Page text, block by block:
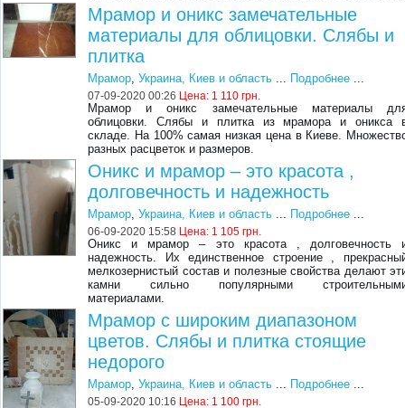
Мрамор и оникс замечательные
материалы для облицовки. Слябы и
плитка
Мрамор,Украина, Киев и область ... Подробнее ...
07-09-2020 00:26 Цена: 1 110 грн.
Мрамор и оникс замечательные материалы
облицовки. Слябы и плитка из мрамора и оникса
складе. На 100% самая низкая цена в Киеве.
разных расцветок и размеров.
Оникс и мрамор – это красота ,
долговечность и надежность
Мрамор,Украина, Киев и область ... Подробнее ...
06-09-2020 15:58 Цена: 1 105 грн.
Оникс и мрамор – это красота , долговечность
надежность. Их единственное строение ,
мелкозернистый состав и полезные свойства делают
камни сильно популярными
материалами.
Мрамор с широким диапазоном
цветов. Слябы и плитка стоящие
недорого
Мрамор,Украина, Киев и область ... Подробнее ...
05-09-2020 10:16 Цена: 1 100 грн.